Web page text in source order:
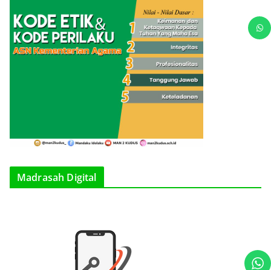
Madrasah Digital